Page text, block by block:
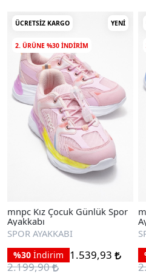
ÜCRETSIZ KARGO YENI
2. ÜRÜNE %30 INDIRIM
mnpc Kız Çocuk Günlük Spor
Ayakkabı
SPOR AYAKKABI
%30 İndirim
1.539,93
2.199,90